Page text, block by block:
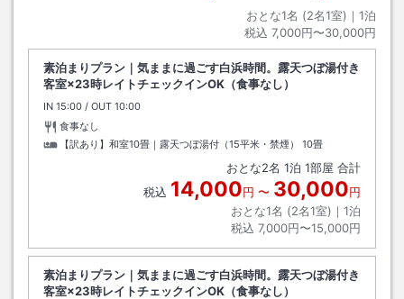
おとな1名 (2名1室)｜ 1泊
税込 7,000円〜30,000円
素泊まりプラン｜気ままに過ごす白浜時間。露天つぼ湯付き
客室×23時レイトチェックインOK（食事なし）
IN チェックイン
15:00 / OUT チェックアウト
10:00
食事なし
【訳あり】和室10畳｜露天つぼ湯付（15平米・禁煙）
10畳
おとな2名 1泊 1部屋 合計
税込 14,000円 〜 30,000円
おとな1名 (2名1室)｜ 1泊
税込 7,000円〜15,000円
素泊まりプラン｜気ままに過ごす白浜時間。露天つぼ湯付き
客室×23時レイトチェックインOK（食事なし）